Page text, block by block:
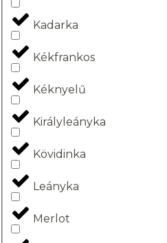
Kadarka
Kékfrankos
Kéknyelű
Királyleányka
Kövidinka
Leányka
Merlot